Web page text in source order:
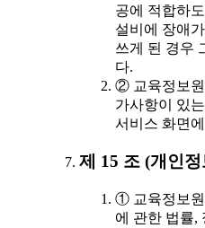
공에 적합하
설비에 장애
쓰게 된 경우
다.
② 교육정보원
가사항이 있
서비스 화면
제 15 조 (개인
① 교육정보원
에 관한 법률,